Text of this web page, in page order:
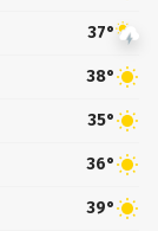
37°
38°
35°
36°
39°